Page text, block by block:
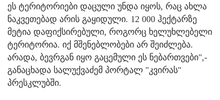
ეს ტერიტორიები დაცული უნდა იყოს, რაც ახლა
ნაკვეთებად არის გაყიდული. 12 000 ჰექტარზე
მეტია დაფიქსირებული, როგორც ხელუხლებელი
ტერიტორია. იქ მშენებლობები არ შეიძლება.
არადა, ბევრგან იყო გაცემული ეს ნებართვები",-
განაცხადა სალუქვაძემ პორტალ "კვირას"
პრესკლუბში.